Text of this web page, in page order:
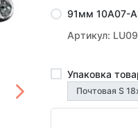
91мм 10A07-
Артикул:
Упаковка